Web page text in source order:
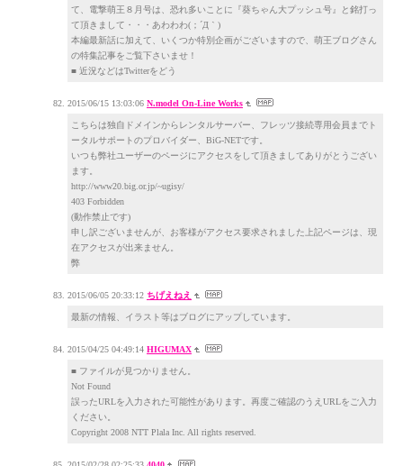
て、電撃萌王８月号は、恐れ多いことに『葵ちゃん大プッシュ号』と銘打っ
て頂きまして・・・あわわわ(；´Д｀)
本編最新話に加えて、いくつか特別企画がございますので、萌王ブログさん
の特集記事をご覧下さいませ！
■ 近況などはTwitterをどう
2015/06/15 13:03:06 N.model On-Line Works
こちらは独自ドメインからレンタルサーバー、フレッツ接続専用会員までト
ータルサポートのプロバイダー、BiG-NETです。
いつも弊社ユーザーのページにアクセスをして頂きましてありがとうござい
ます。
http://www20.big.or.jp/~ugisy/
403 Forbidden
(動作禁止です)
申し訳ございませんが、お客様がアクセス要求されました上記ページは、現
在アクセスが出来ません。
弊
2015/06/05 20:33:12 ちげえねえ
最新の情報、イラスト等はブログにアップしています。
2015/04/25 04:49:14 HIGUMAX
■ ファイルが見つかりません。
Not Found
誤ったURLを入力された可能性があります。再度ご確認のうえURLをご入力
ください。
Copyright 2008 NTT Plala Inc. All rights reserved.